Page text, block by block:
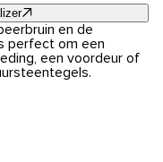
en de
perfect om een
een voordeur of